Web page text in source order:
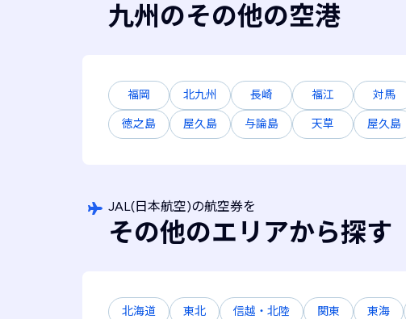
九州のその他の空港
福岡 北九州 長崎 福江 対馬
徳之島 屋久島 与論島 天草 屋久島
JAL(日本航空)の航空券を
その他のエリアから探す
北海道 東北 信越・北陸 関東 東海